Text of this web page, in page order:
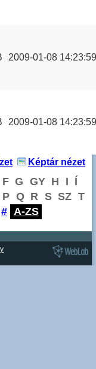
2009-01-08 14:23:59
2009-01-08 14:23:59
Képtár nézet
F G GY H I Í
P Q R S SZ T
# A-ZS